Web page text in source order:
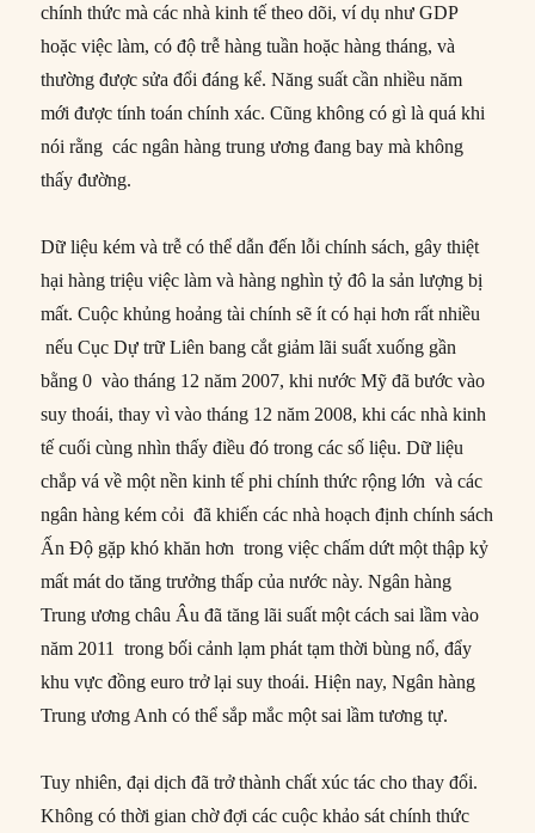
chính thức mà các nhà kinh tế theo dõi, ví dụ như GDP
hoặc việc làm, có độ trễ hàng tuần hoặc hàng tháng, và
thường được sửa đổi đáng kể. Năng suất cần nhiều năm
mới được tính toán chính xác. Cũng không có gì là quá khi
nói rằng các ngân hàng trung ương đang bay mà không
thấy đường.
Dữ liệu kém và trễ có thể dẫn đến lỗi chính sách, gây thiệt
hại hàng triệu việc làm và hàng nghìn tỷ đô la sản lượng bị
mất. Cuộc khủng hoảng tài chính sẽ ít có hại hơn rất nhiều
nếu Cục Dự trữ Liên bang cắt giảm lãi suất xuống gần
bằng 0 vào tháng 12 năm 2007, khi nước Mỹ đã bước vào
suy thoái, thay vì vào tháng 12 năm 2008, khi các nhà kinh
tế cuối cùng nhìn thấy điều đó trong các số liệu. Dữ liệu
chắp vá về một nền kinh tế phi chính thức rộng lớn và các
ngân hàng kém cỏi đã khiến các nhà hoạch định chính sách
Ấn Độ gặp khó khăn hơn trong việc chấm dứt một thập kỷ
mất mát do tăng trưởng thấp của nước này. Ngân hàng
Trung ương châu Âu đã tăng lãi suất một cách sai lầm vào
năm 2011 trong bối cảnh lạm phát tạm thời bùng nổ, đẩy
khu vực đồng euro trở lại suy thoái. Hiện nay, Ngân hàng
Trung ương Anh có thể sắp mắc một sai lầm tương tự.
Tuy nhiên, đại dịch đã trở thành chất xúc tác cho thay đổi.
Không có thời gian chờ đợi các cuộc khảo sát chính thức